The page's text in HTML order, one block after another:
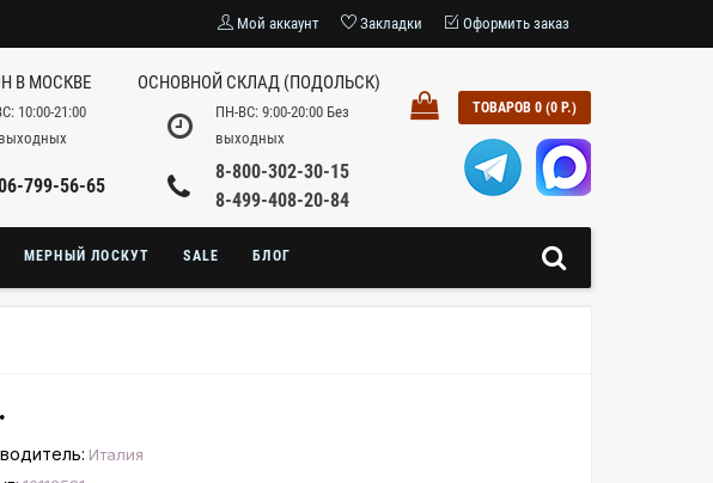
Мой аккаунт Закладки Оформить заказ
В МОСКВЕ
10:00-21:00
799-56-65
ОСНОВНОЙ СКЛАД (ПОДОЛЬСК)
ПН-ВС: 9:00-20:00 Без
выходных
8-800-302-30-15
8-499-408-20-84
ТОВАРОВ 0 (0 Р.)
МЕРНЫЙ ЛОСКУТ SALE БЛОГ
Италия